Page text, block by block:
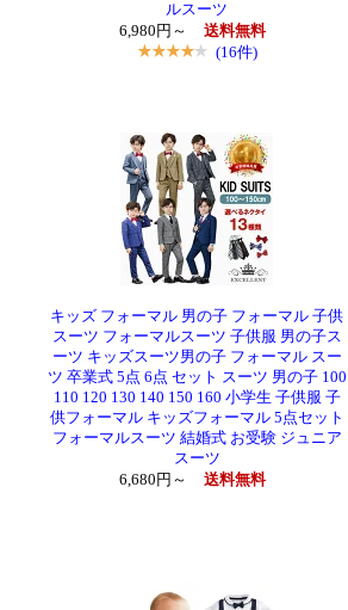
ルスーツ
6,980円～
送料無料
(16件)
キッズ フォーマル 男の子 フォーマル 子供
スーツ フォーマルスーツ 子供服 男の子ス
ーツ キッズスーツ男の子 フォーマル スー
ツ 卒業式 5点 6点 セット スーツ 男の子 100
110 120 130 140 150 160 小学生 子供服 子
供フォーマル キッズフォーマル 5点セット
フォーマルスーツ 結婚式 お受験 ジュニア
スーツ
6,680円～
送料無料